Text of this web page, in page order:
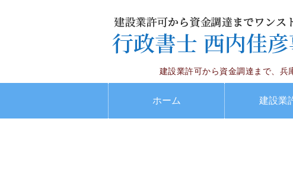
建設業許可から資金調達まで、
ホーム 建設業